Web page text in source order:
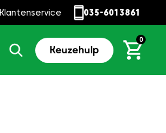
Keuzehulp
0
Klantenservice 035-6013861